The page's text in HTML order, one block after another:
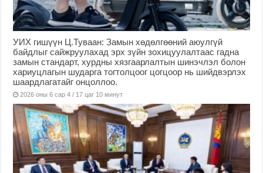
УИХ гишүүн Ц.Туваан: Замын хөдөлгөөний аюулгүй
байдлыг сайжруулахад эрх зүйн зохицуулалтаас гадна
замын стандарт, хурдны хязгаарлалтын шинэчлэл болон
хариуцлагын шударга тогтолцоог цогцоор нь шийдвэрлэх
шаардлагатайг онцоллоо.
2026 оны 6 сар 4 / 17 цаг 10 минут